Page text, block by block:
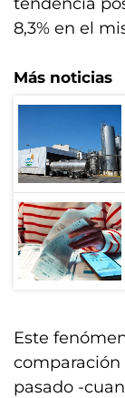
8,3% en el
Más noticias
Este
comparación
pasado -